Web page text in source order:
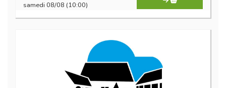
samedi 08/08 (10:00)